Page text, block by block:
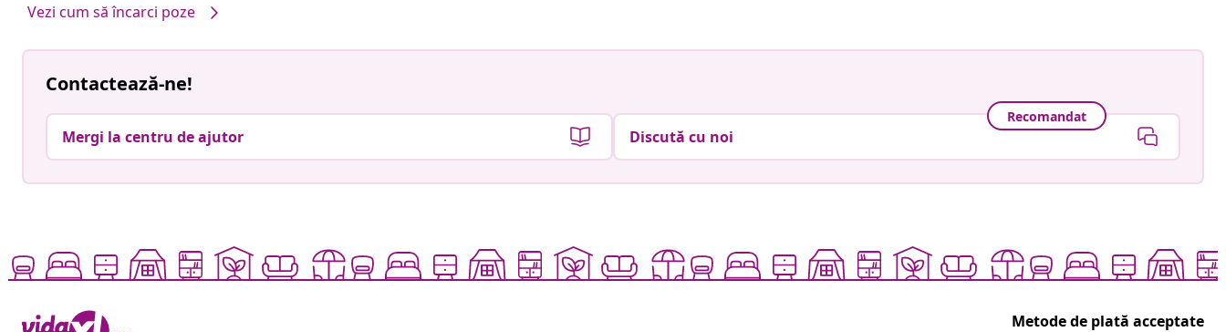
Vezi cum să încarci poze
Contactează-ne!
Mergi la centru de ajutor
Recomandat
Discută cu noi
Metode de plată acceptate